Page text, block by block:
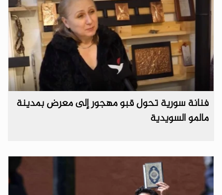
فنانة سورية تحول قبو مهجور إلى معرض بمدينة
مالمو السويدية